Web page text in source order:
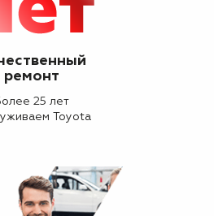
ремонт
25 лет
Toyota